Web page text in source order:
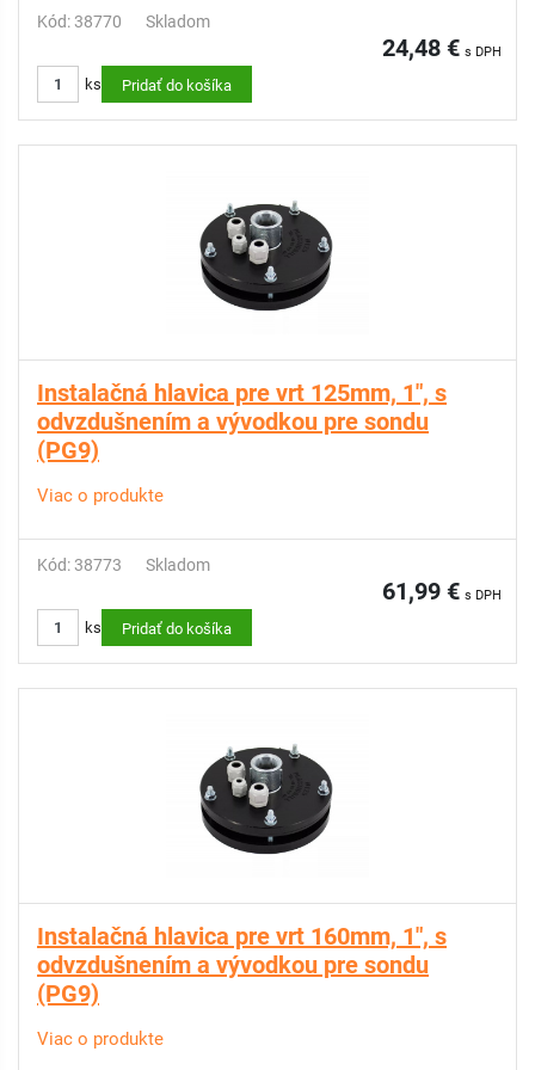
Kód: 38770 Skladom
24,48 € s DPH
ks Pridať do košíka
Instalačná hlavica pre vrt 125mm, 1", s
odvzdušnením a vývodkou pre sondu
(PG9)
Viac o produkte
Kód: 38773 Skladom
61,99 € s DPH
ks Pridať do košíka
Instalačná hlavica pre vrt 160mm, 1", s
odvzdušnením a vývodkou pre sondu
(PG9)
Viac o produkte